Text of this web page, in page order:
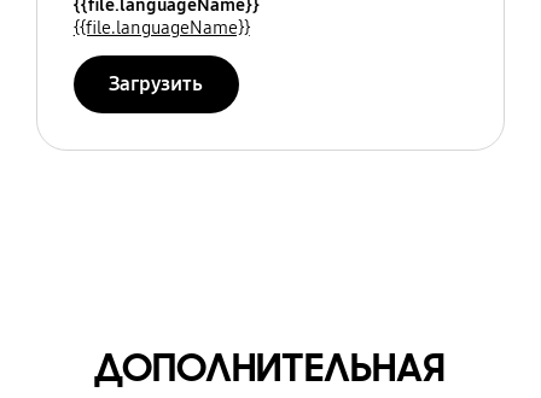
{{file.languageName}}
{{file.languageName}}
Загрузить
ДОПОЛНИТЕЛЬНАЯ